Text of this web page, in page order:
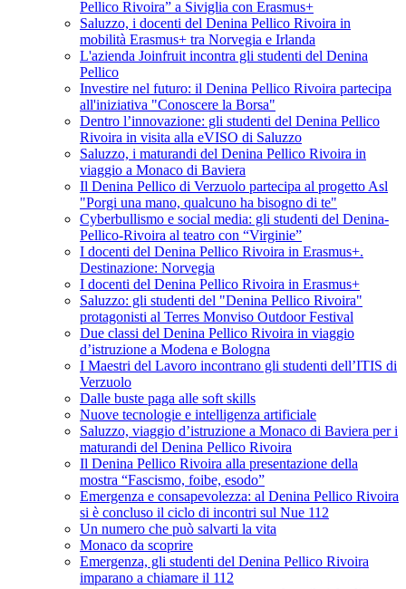
Pellico Rivoira” a Siviglia con Erasmus+
Saluzzo, i docenti del Denina Pellico Rivoira in
mobilità Erasmus+ tra Norvegia e Irlanda
L'azienda Joinfruit incontra gli studenti del Denina
Pellico
Investire nel futuro: il Denina Pellico Rivoira partecipa
all'iniziativa "Conoscere la Borsa"
Dentro l’innovazione: gli studenti del Denina Pellico
Rivoira in visita alla eVISO di Saluzzo
Saluzzo, i maturandi del Denina Pellico Rivoira in
viaggio a Monaco di Baviera
Il Denina Pellico di Verzuolo partecipa al progetto Asl
"Porgi una mano, qualcuno ha bisogno di te"
Cyberbullismo e social media: gli studenti del Denina-
Pellico-Rivoira al teatro con “Virginie”
I docenti del Denina Pellico Rivoira in Erasmus+.
Destinazione: Norvegia
I docenti del Denina Pellico Rivoira in Erasmus+
Saluzzo: gli studenti del "Denina Pellico Rivoira"
protagonisti al Terres Monviso Outdoor Festival
Due classi del Denina Pellico Rivoira in viaggio
d’istruzione a Modena e Bologna
I Maestri del Lavoro incontrano gli studenti dell’ITIS di
Verzuolo
Dalle buste paga alle soft skills
Nuove tecnologie e intelligenza artificiale
Saluzzo, viaggio d’istruzione a Monaco di Baviera per i
maturandi del Denina Pellico Rivoira
Il Denina Pellico Rivoira alla presentazione della
mostra “Fascismo, foibe, esodo”
Emergenza e consapevolezza: al Denina Pellico Rivoira
si è concluso il ciclo di incontri sul Nue 112
Un numero che può salvarti la vita
Monaco da scoprire
Emergenza, gli studenti del Denina Pellico Rivoira
imparano a chiamare il 112